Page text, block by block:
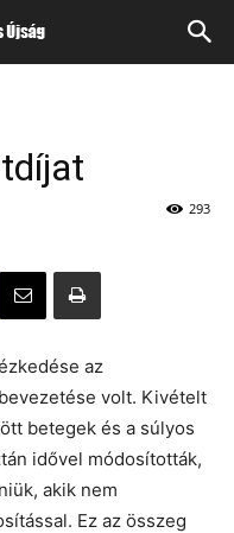
293
az
volt. Kivételt
betegek és a súlyos
idővel módosították,
akik nem
Ez az összeg